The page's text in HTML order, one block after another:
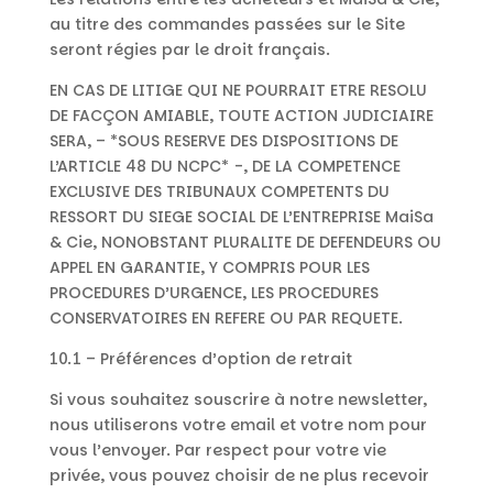
au titre des commandes passées sur le Site
seront régies par le droit français.
EN CAS DE LITIGE QUI NE POURRAIT ETRE RESOLU
DE FACÇON AMIABLE, TOUTE ACTION JUDICIAIRE
SERA, – *SOUS RESERVE DES DISPOSITIONS DE
L’ARTICLE 48 DU NCPC* -, DE LA COMPETENCE
EXCLUSIVE DES TRIBUNAUX COMPETENTS DU
RESSORT DU SIEGE SOCIAL DE L’ENTREPRISE MaiSa
& Cie, NONOBSTANT PLURALITE DE DEFENDEURS OU
APPEL EN GARANTIE, Y COMPRIS POUR LES
PROCEDURES D’URGENCE, LES PROCEDURES
CONSERVATOIRES EN REFERE OU PAR REQUETE.
10.1 – Préférences d’option de retrait
Si vous souhaitez souscrire à notre newsletter,
nous utiliserons votre email et votre nom pour
vous l’envoyer. Par respect pour votre vie
privée, vous pouvez choisir de ne plus recevoir